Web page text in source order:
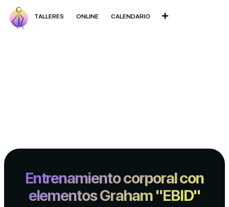
TALLERES ONLINE CALENDARIO
Entrenamiento corporal con
elementos Graham "EBID"